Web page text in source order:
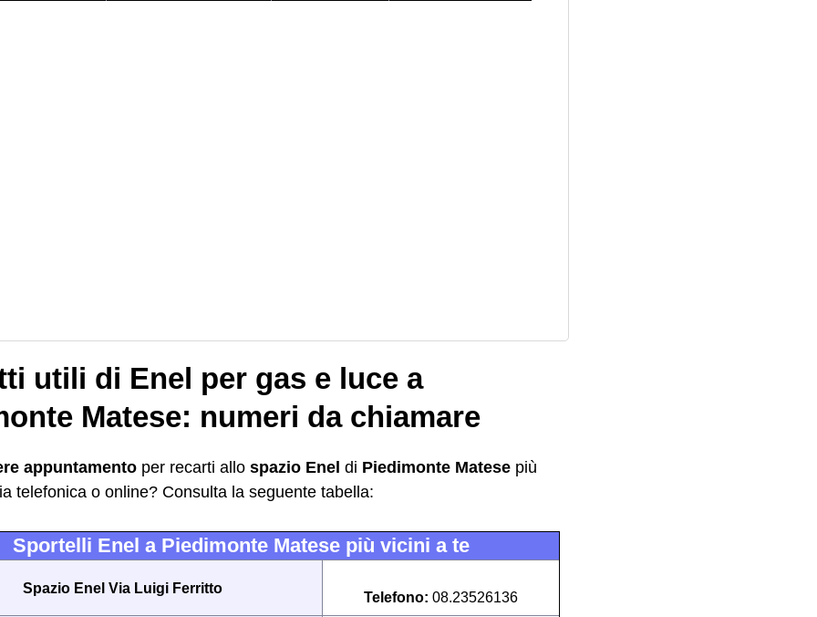
utili di Enel per gas e luce a
Matese: numeri da chiamare
appuntamento per recarti allo spazio Enel di Piedimonte Matese più
telefonica o online? Consulta la seguente tabella:
Sportelli Enel a Piedimonte Matese più vicini a te
Spazio Enel Via Luigi Ferritto
Telefono: 08.23526136